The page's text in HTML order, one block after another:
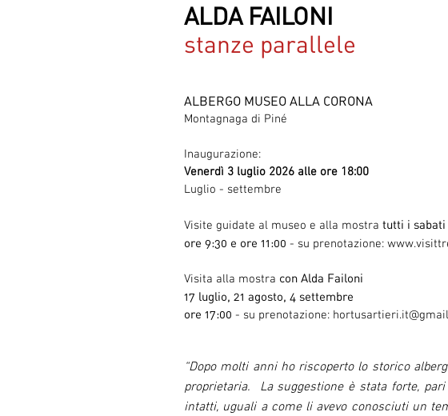
ALDA FAILONI
stanze parallele
ALBERGO MUSEO ALLA CORONA
Montagnaga di Piné
Inaugurazione:
Venerdì 3 luglio 2026 alle ore 18:00
Luglio - settembre
Visite guidate al museo e alla mostra tutti i sabati
ore 9:30 e ore 11:00 - su prenotazione:
Visita alla mostra con Alda Failoni
17 luglio, 21 agosto, 4 settembre
ore 17:00 - su prenotazione: hortus
“Dopo molti anni ho riscoperto lo storico
proprietaria. La suggestione è stata forte,
intatti, uguali a come li avevo conosciuti un